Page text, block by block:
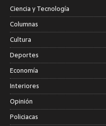
Ciencia y Tecnología
Columnas
Cultura
Deportes
Economía
Interiores
Opinión
Policiacas